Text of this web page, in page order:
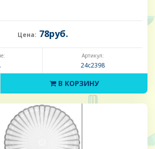
Цена: 78руб.
Артикул:
24с2398
В КОРЗИНУ